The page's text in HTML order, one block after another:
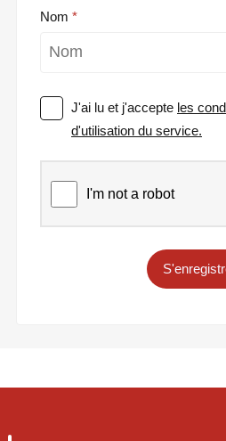
Nom
J'ai lu et j'accepte les
d'utilisation du service.